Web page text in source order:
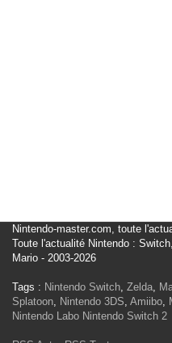
Nintendo-master.com, toute
Toute l'actualité Nintendo :
Mario - 2003-2026
Tags : Nintendo Switch, Zelda,
Splatoon, Nintendo 3DS, Amiibo,
Nintendo Labo Nintendo Switch 2